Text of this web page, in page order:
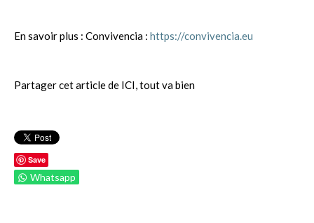
En savoir plus : Convivencia : https://convivencia.eu
Partager cet article de ICI, tout va bien
Save
Whatsapp